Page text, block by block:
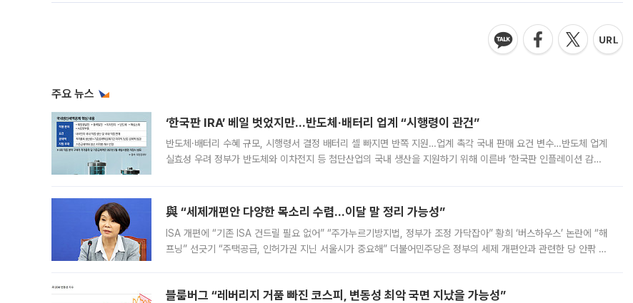
주요 뉴스
‘한국판 IRA’ 베일 벗었지만…반도체·배터리 업계 “시행령이 관건”
반도체·배터리 수혜 규모, 시행령서 결정 배터리 셀 빠지면 반쪽 지원…업계 촉각 국내 판매 요건 변수…반도체 업계
실효성 우려 정부가 반도체와 이차전지 등 첨단산업의 국내 생산을 지원하기 위해 이른바 ‘한국판 인플레이션 감축
與 “세제개편안 다양한 목소리 수렴…이달 말 정리 가능성”
ISA 개편에 “기존 ISA 건드릴 필요 없어” “주가누르기방지법, 정부가 조정 가닥잡아” 황희 ‘버스하우스’ 논란에 “해
프닝” 선긋기 “주택공급, 인허가권 지닌 서울시가 중요해” 더불어민주당은 정부의 세제 개편안과 관련한 당 안팎 의
블룸버그 “레버리지 거품 빠진 코스피, 변동성 최악 국면 지났을 가능성”